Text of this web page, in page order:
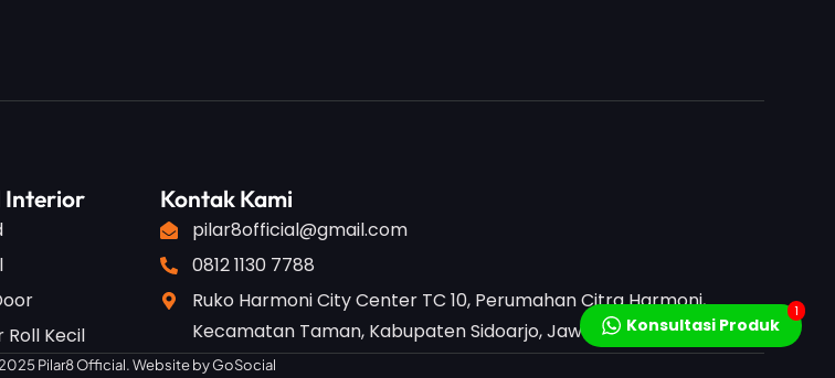
Interior
Kecil
Kontak Kami
pilar8official@gmail.com
0812 1130 7788
Ruko Harmoni City Center TC 10, Perumahan Citra Harmoni,
Kecamatan Taman, Kabupaten Sidoarjo, Jawa Timur
Pilar8 Official. Website byGoSocial
Konsultasi Produk
1